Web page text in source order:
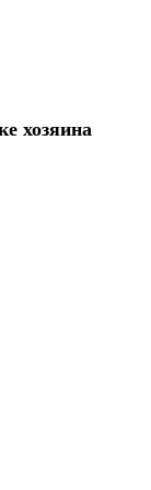
хозяина